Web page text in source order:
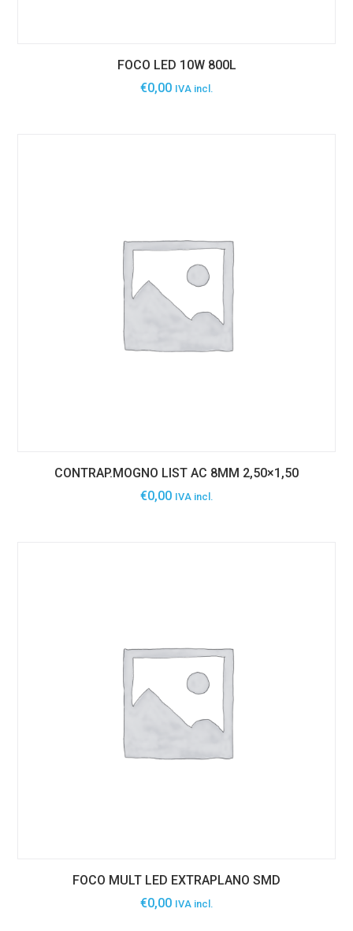
FOCO LED 10W 800L
€0,00 IVA incl.
CONTRAP.MOGNO LIST AC 8MM 2,50×1,50
€0,00 IVA incl.
FOCO MULT LED EXTRAPLANO SMD
€0,00 IVA incl.